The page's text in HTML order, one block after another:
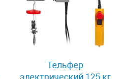
Тельфер
электрический 125 кг